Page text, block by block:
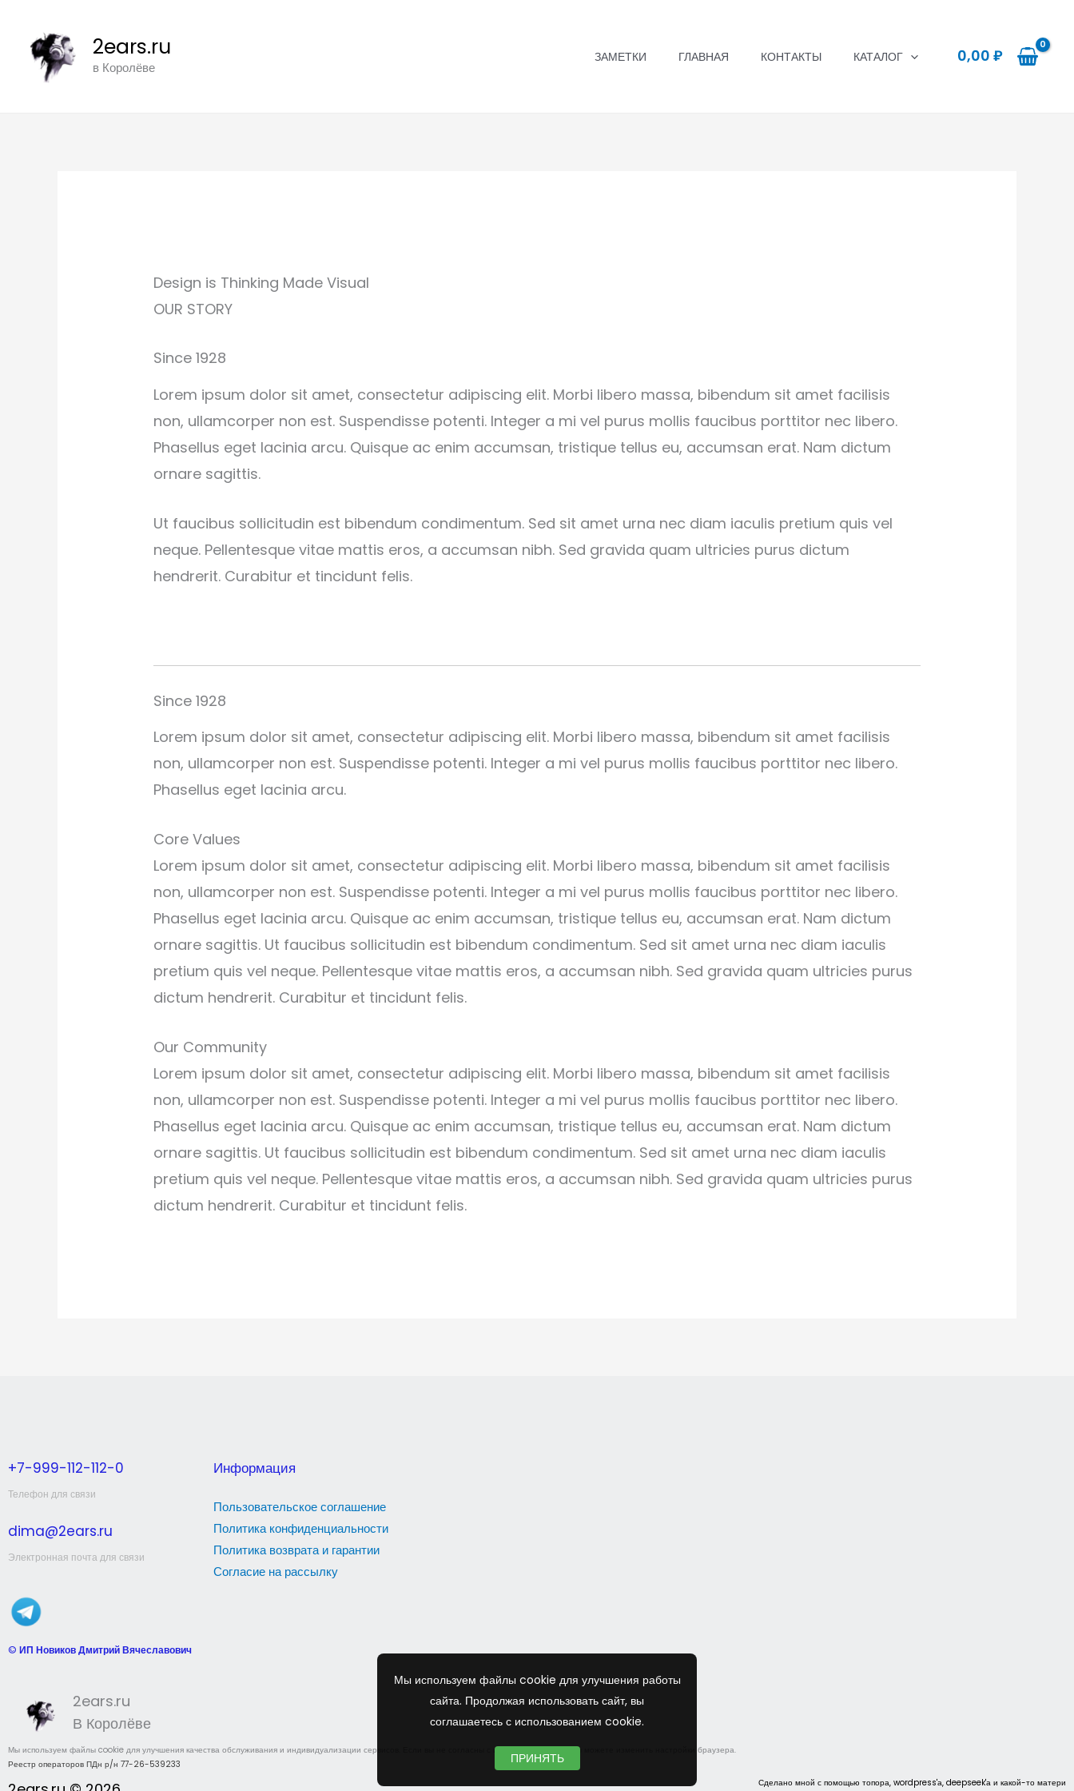
содержимому
2ears.ru
в Королёве
ЗАМЕТКИ ГЛАВНАЯ КОНТАКТЫ КАТАЛОГ 0,00 ₽
Design is Thinking Made Visual
OUR STORY
Since 1928
Lorem ipsum dolor sit amet, consectetur adipiscing elit. Morbi libero massa, bibendum sit amet facilisis
non, ullamcorper non est. Suspendisse potenti. Integer a mi vel purus mollis faucibus porttitor nec libero.
Phasellus eget lacinia arcu. Quisque ac enim accumsan, tristique tellus eu, accumsan erat. Nam dictum
ornare sagittis.
Ut faucibus sollicitudin est bibendum condimentum. Sed sit amet urna nec diam iaculis pretium quis vel
neque. Pellentesque vitae mattis eros, a accumsan nibh. Sed gravida quam ultricies purus dictum
hendrerit. Curabitur et tincidunt felis.
Since 1928
Lorem ipsum dolor sit amet, consectetur adipiscing elit. Morbi libero massa, bibendum sit amet facilisis
non, ullamcorper non est. Suspendisse potenti. Integer a mi vel purus mollis faucibus porttitor nec libero.
Phasellus eget lacinia arcu.
Core Values
Lorem ipsum dolor sit amet, consectetur adipiscing elit. Morbi libero massa, bibendum sit amet facilisis
non, ullamcorper non est. Suspendisse potenti. Integer a mi vel purus mollis faucibus porttitor nec libero.
Phasellus eget lacinia arcu. Quisque ac enim accumsan, tristique tellus eu, accumsan erat. Nam dictum
ornare sagittis. Ut faucibus sollicitudin est bibendum condimentum. Sed sit amet urna nec diam iaculis
pretium quis vel neque. Pellentesque vitae mattis eros, a accumsan nibh. Sed gravida quam ultricies purus
dictum hendrerit. Curabitur et tincidunt felis.
Our Community
Lorem ipsum dolor sit amet, consectetur adipiscing elit. Morbi libero massa, bibendum sit amet facilisis
non, ullamcorper non est. Suspendisse potenti. Integer a mi vel purus mollis faucibus porttitor nec libero.
Phasellus eget lacinia arcu. Quisque ac enim accumsan, tristique tellus eu, accumsan erat. Nam dictum
ornare sagittis. Ut faucibus sollicitudin est bibendum condimentum. Sed sit amet urna nec diam iaculis
pretium quis vel neque. Pellentesque vitae mattis eros, a accumsan nibh. Sed gravida quam ultricies purus
dictum hendrerit. Curabitur et tincidunt felis.
+7-999-112-112-0
Телефон для связи
dima@2ears.ru
Электронная почта для связи
© ИП Новиков Дмитрий Вячеславович
2ears.ru
В Королёве
Информация
Пользовательское соглашение
Политика конфиденциальности
Политика возврата и гарантии
Согласие на рассылку
Мы используем файлы cookie для улучшения качества обслуживания и индивидуализации сервисов. Если вы не согласны с их использованием, вы можете изменить настройки браузера.
Реестр операторов ПДн р/н 77-26-539233
Сделано мной с помощью топора, wordpress'а, deepseek'а и какой-то матери
Мы используем файлы cookie для улучшения работы
сайта. Продолжая использовать сайт, вы
соглашаетесь с использованием cookie.
ПРИНЯТЬ